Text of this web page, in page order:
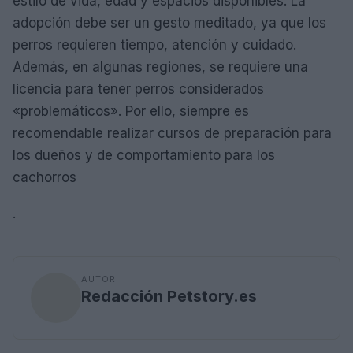
adopción debe ser un gesto meditado, ya que los
perros requieren tiempo, atención y cuidado.
Además, en algunas regiones, se requiere una
licencia para tener perros considerados
«problemáticos». Por ello, siempre es
recomendable realizar cursos de preparación para
los dueños y de comportamiento para los
cachorros
.
AUTOR
Redacción Petstory.es